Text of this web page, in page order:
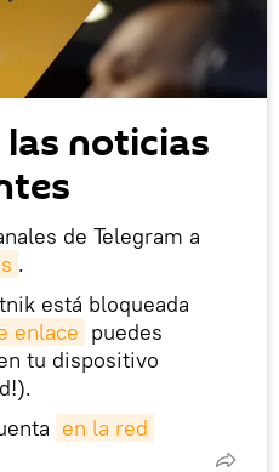
noticias
de Telegram a
.
está bloqueada
enlace puedes
tu dispositivo
en la red